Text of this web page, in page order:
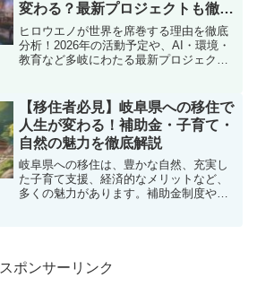
変わる？最新プロジェクトも徹底
解説
ヒロウエノが世界を席巻する理由を徹底
分析！2026年の活動予定や、AI・環境・
教育など多岐にわたる最新プロジェクト
【移住者必見】岐阜県への移住で
人生が変わる！補助金・子育て・
自然の魅力を徹底解説
岐阜県への移住は、豊かな自然、充実し
た子育て支援、経済的なメリットなど、
多くの魅力があります。補助金制度や生
スポンサーリンク